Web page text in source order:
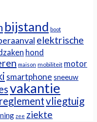
bijstand boot
elektrische
hond
maison mobiliteit motor
smartphone sneeuw
vakantie
vliegtuig
zee ziekte